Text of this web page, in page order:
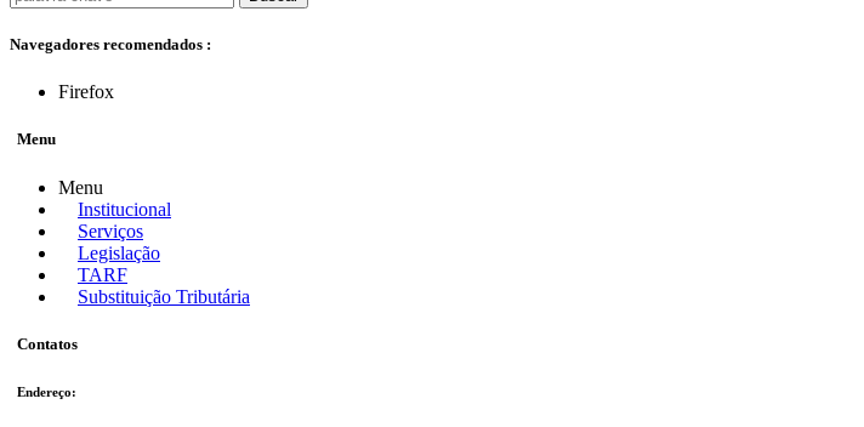
Navegadores recomendados :
Firefox
Menu
Menu
Institucional
Serviços
Legislação
TARF
Substituição Tributária
Contatos
Endereço: